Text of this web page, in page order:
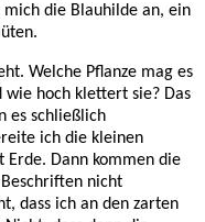
mich die Blauhilde an, ein
Welche Pflanze mag es
wie hoch klettert sie? Das
es schließlich
ich die kleinen
Dann kommen die
nicht
dass ich an den zarten